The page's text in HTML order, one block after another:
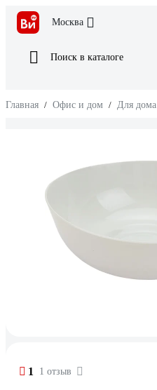
Москва
Поиск в каталоге
Главная / Офис и дом / Для дома
1 1 отзыв